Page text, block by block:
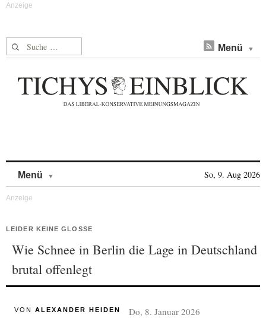
Suche nach: Menü
Menü So, 9. Aug 2026
LEIDER KEINE GLOSSE
Wie Schnee in Berlin die Lage in Deutschland
brutal offenlegt
VON ALEXANDER HEIDEN Do, 8. Januar 2026